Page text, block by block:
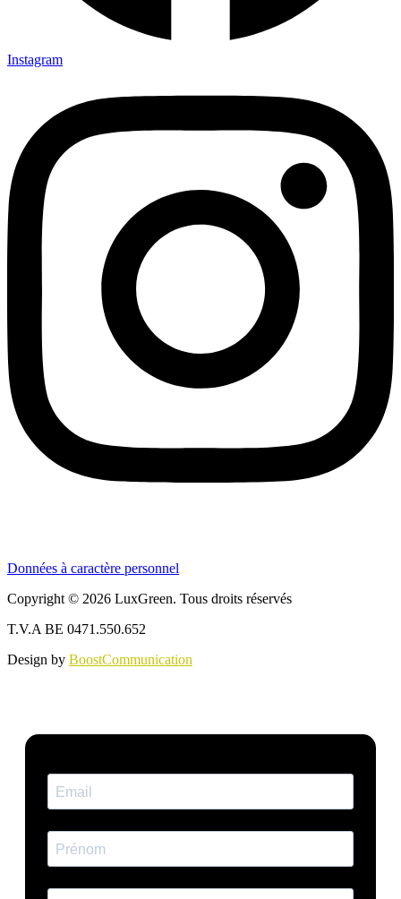
Instagram
Données à caractère personnel
Copyright © 2026 LuxGreen. Tous droits réservés
T.V.A BE 0471.550.652
Design by BoostCommunication